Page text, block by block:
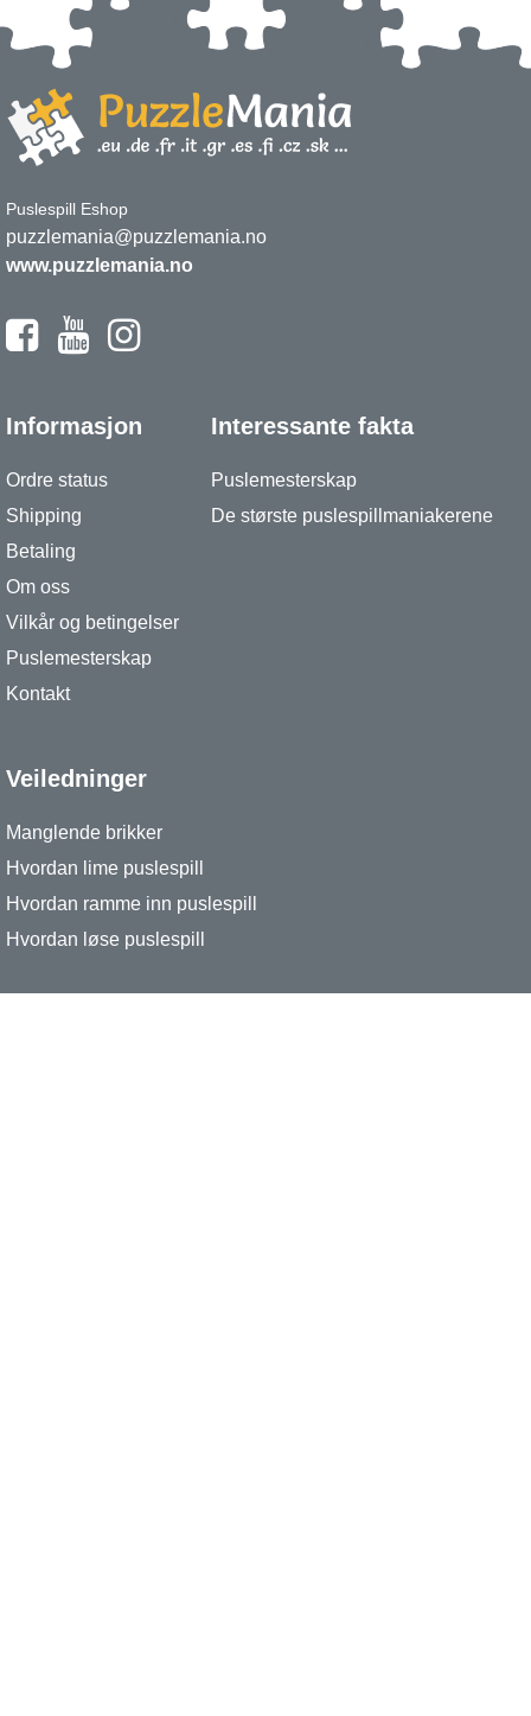
Puslespill Eshop
puzzlemania@puzzlemania.no
www.puzzlemania.no
Informasjon
Ordre status
Shipping
Betaling
Om oss
Vilkår og betingelser
Puslemesterskap
Kontakt
Interessante fakta
Puslemesterskap
De største puslespillmaniakerene
Veiledninger
Manglende brikker
Hvordan lime puslespill
Hvordan ramme inn puslespill
Hvordan løse puslespill